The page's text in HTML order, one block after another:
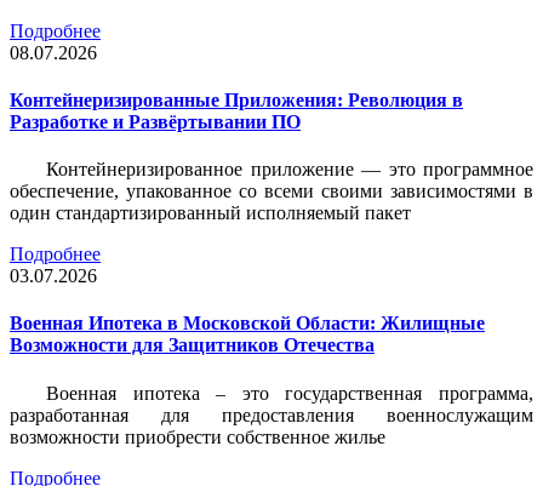
Подробнее
08.07.2026
Контейнеризированные Приложения: Революция в
Разработке и Развёртывании ПО
Контейнеризированное приложение — это программное
обеспечение, упакованное со всеми своими зависимостями в
один стандартизированный исполняемый пакет
Подробнее
03.07.2026
Военная Ипотека в Московской Области: Жилищные
Возможности для Защитников Отечества
Военная ипотека – это государственная программа,
разработанная для предоставления военнослужащим
возможности приобрести собственное жилье
Подробнее